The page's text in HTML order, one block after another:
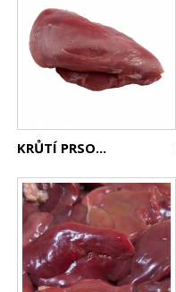
KRŮTÍ PRSO...